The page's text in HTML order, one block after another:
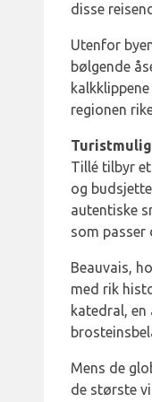
disse
Utenfor
bølgende
regionen
Tillé tilbyr
og
autentiske
som passer
Beauvais,
med rik
katedral, en
Mens de
de største